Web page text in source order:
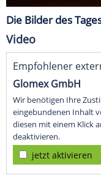
Die Bilder des
Video
Empfohlener
Glomex GmbH
Wir benötigen Ihre
eingebundenen Inhalt
diesen mit einem Klick
deaktivieren.
jetzt aktivieren